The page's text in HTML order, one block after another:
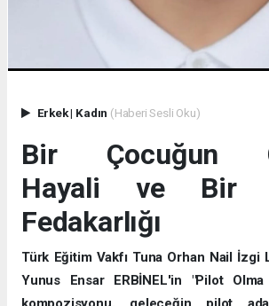
Erkek| Kadın (Haberi Sesli Oku)
Bir Çocuğun
Hayali ve Bir
Fedakarlığı
Türk Eğitim Vakfı Tuna Orhan Nail İzgi
Yunus Ensar ERBİNEL'in "Pilot Olma